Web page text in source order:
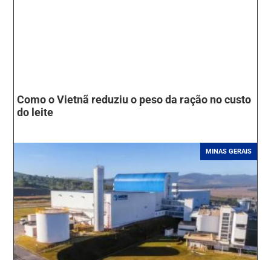
Como o Vietnã reduziu o peso da ração no custo
do leite
MINAS GERAIS